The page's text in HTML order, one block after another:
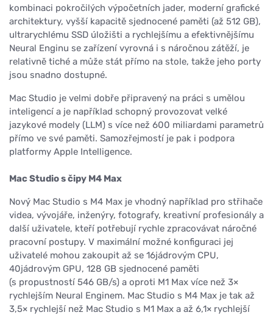
kombinaci pokročilých výpočetních jader, moderní grafické
architektury, vyšší kapacitě sjednocené paměti (až 512 GB),
ultrarychlému SSD úložišti a rychlejšímu a efektivnějšímu
Neural Enginu se zařízení vyrovná i s náročnou zátěží, je
relativně tiché a může stát přímo na stole, takže jeho porty
jsou snadno dostupné.
Mac Studio je velmi dobře připravený na práci s umělou
inteligencí a je například schopný provozovat velké
jazykové modely (LLM) s více než 600 miliardami parametrů
přímo ve své paměti. Samozřejmostí je pak i podpora
platformy Apple Intelligence.
Mac Studio s čipy M4 Max
Nový Mac Studio s M4 Max je vhodný například pro střihače
videa, vývojáře, inženýry, fotografy, kreativní profesionály a
další uživatele, kteří potřebují rychle zpracovávat náročné
pracovní postupy. V maximální možné konfiguraci jej
uživatelé mohou zakoupit až se 16jádrovým CPU,
40jádrovým GPU, 128 GB sjednocené paměti
(s propustností 546 GB/s) a oproti M1 Max více než 3×
rychlejším Neural Enginem. Mac Studio s M4 Max je tak až
3,5× rychlejší než Mac Studio s M1 Max a až 6,1× rychlejší